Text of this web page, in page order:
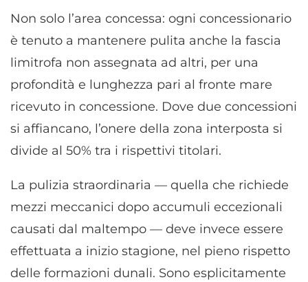
Non solo l’area concessa: ogni concessionario
è tenuto a mantenere pulita anche la fascia
limitrofa non assegnata ad altri, per una
profondità e lunghezza pari al fronte mare
ricevuto in concessione. Dove due concessioni
si affiancano, l’onere della zona interposta si
divide al 50% tra i rispettivi titolari.
La pulizia straordinaria — quella che richiede
mezzi meccanici dopo accumuli eccezionali
causati dal maltempo — deve invece essere
effettuata a inizio stagione, nel pieno rispetto
delle formazioni dunali. Sono esplicitamente